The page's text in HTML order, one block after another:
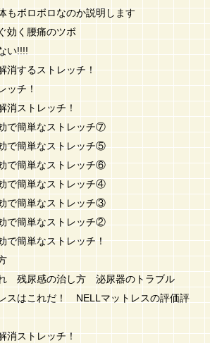
もボロボロなのか説明します
効く腰痛のツボ
い!!!!
消するストレッチ！
ッチ！
消ストレッチ！
で簡単なストレッチ⑦
で簡単なストレッチ⑤
で簡単なストレッチ⑥
で簡単なストレッチ④
で簡単なストレッチ③
で簡単なストレッチ②
で簡単なストレッチ！
残尿感の治し方 泌尿器のトラブル
スはこれだ！ NELLマットレスの評価評
消ストレッチ！